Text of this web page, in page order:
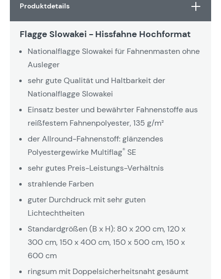
Produktdetails
Flagge Slowakei - Hissfahne Hochformat
Nationalflagge Slowakei für Fahnenmasten ohne
Ausleger
sehr gute Qualität und Haltbarkeit der
Nationalflagge Slowakei
Einsatz bester und bewährter Fahnenstoffe aus
reißfestem Fahnenpolyester, 135 g/m²
der Allround-Fahnenstoff: glänzendes
Polyestergewirke Multiflag® SE
sehr gutes Preis-Leistungs-Verhältnis
strahlende Farben
guter Durchdruck mit sehr guten
Lichtechtheiten
Standardgrößen (B x H): 80 x 200 cm, 120 x
300 cm, 150 x 400 cm, 150 x 500 cm, 150 x
600 cm
ringsum mit Doppelsicherheitsnaht gesäumt